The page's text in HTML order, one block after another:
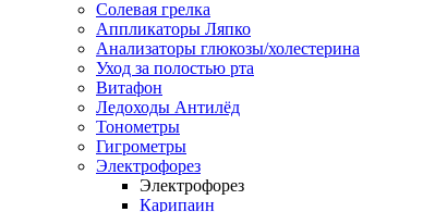
Солевая грелка
Аппликаторы Ляпко
Анализаторы глюкозы/холестерина
Уход за полостью рта
Витафон
Ледоходы Антилёд
Тонометры
Гигрометры
Электрофорез
Электрофорез
Карипаин